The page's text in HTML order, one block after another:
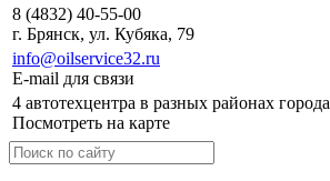
8 (4832) 40-55-00
г. Брянск, ул. Кубяка, 79
info@oilservice32.ru
E-mail для связи
4 автотехцентра в разных районах города
Посмотреть на карте